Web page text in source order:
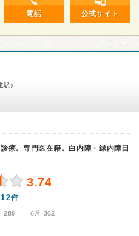
電話 公式サイト
）
療。専門医在籍。白内障・緑内障日
3.74
12件
289 | 6月:362